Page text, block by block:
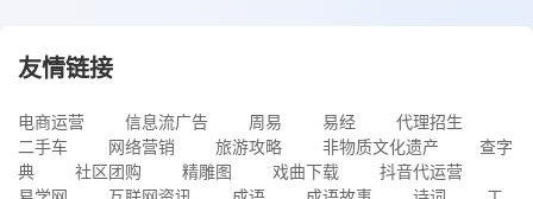
友情链接
电商运营 信息流广告 周易 易经
代理招生
二手车
网络营销 旅游攻略 非物质文化遗产
查字
典
社区团购 精雕图 戏曲下载
抖音代运营